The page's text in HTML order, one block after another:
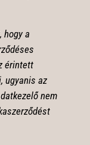
hogy a
érintett
ugyanis az
nem